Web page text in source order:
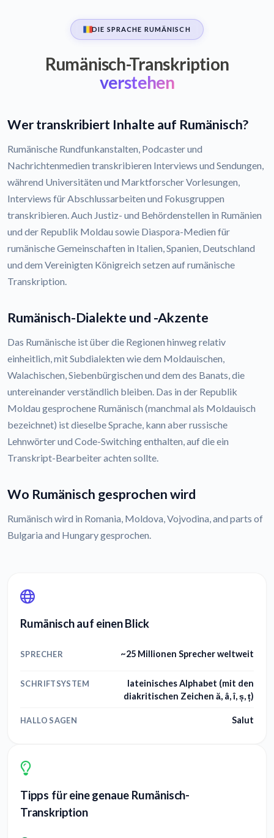
DIE SPRACHE RUMÄNISCH
Rumänisch-Transkription
verstehen
Wer transkribiert Inhalte auf Rumänisch?
Rumänische Rundfunkanstalten, Podcaster und
Nachrichtenmedien transkribieren Interviews und Sendungen,
während Universitäten und Marktforscher Vorlesungen,
Interviews für Abschlussarbeiten und Fokusgruppen
transkribieren. Auch Justiz- und Behördenstellen in Rumänien
und der Republik Moldau sowie Diaspora-Medien für
rumänische Gemeinschaften in Italien, Spanien, Deutschland
und dem Vereinigten Königreich setzen auf rumänische
Transkription.
Rumänisch-Dialekte und -Akzente
Das Rumänische ist über die Regionen hinweg relativ
einheitlich, mit Subdialekten wie dem Moldauischen,
Walachischen, Siebenbürgischen und dem des Banats, die
untereinander verständlich bleiben. Das in der Republik
Moldau gesprochene Rumänisch (manchmal als Moldauisch
bezeichnet) ist dieselbe Sprache, kann aber russische
Lehnwörter und Code-Switching enthalten, auf die ein
Transkript-Bearbeiter achten sollte.
Wo Rumänisch gesprochen wird
Rumänisch wird in Romania, Moldova, Vojvodina, and parts of
Bulgaria and Hungary gesprochen.
Rumänisch auf einen Blick
SPRECHER ~25 Millionen Sprecher weltweit
SCHRIFTSYSTEM
lateinisches Alphabet (mit den
diakritischen Zeichen ă, â, î, ș, ț)
HALLO SAGEN Salut
Tipps für eine genaue Rumänisch-
Transkription